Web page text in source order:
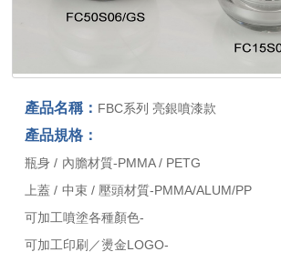
產品名稱： FBC系列 亮銀噴漆款
產品規格：
瓶身 / 內膽材質-PMMA / PETG
上蓋 / 中束 / 壓頭材質-PMMA/ALUM/PP
可加工噴塗各種顏色-
可加工印刷／燙金LOGO-